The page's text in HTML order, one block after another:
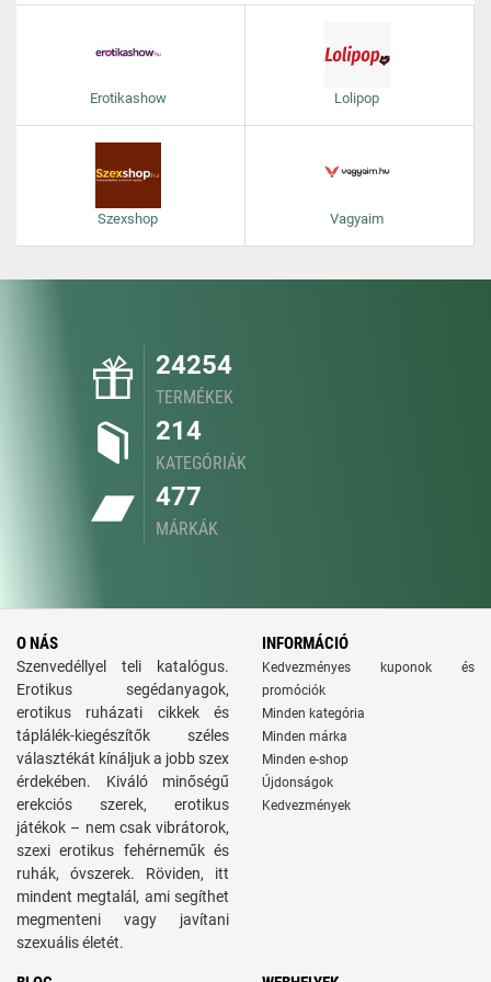
Erotikashow Lolipop
Szexshop Vagyaim
24254
TERMÉKEK
214
KATEGÓRIÁK
477
MÁRKÁK
O NÁS
Szenvedéllyel teli katalógus.
Erotikus segédanyagok,
erotikus ruházati cikkek és
táplálék-kiegészítők széles
választékát kínáljuk a jobb szex
érdekében. Kiváló minőségű
erekciós szerek, erotikus
játékok – nem csak vibrátorok,
szexi erotikus fehérneműk és
ruhák, óvszerek. Röviden, itt
mindent megtalál, ami segíthet
megmenteni vagy javítani
szexuális életét.
INFORMÁCIÓ
Kedvezményes kuponok és
promóciók
Minden kategória
Minden márka
Minden e-shop
Újdonságok
Kedvezmények